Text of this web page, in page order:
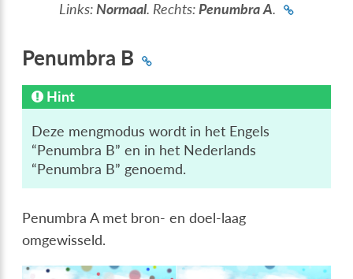
Links: Normaal. Rechts: Penumbra A.
Penumbra B
Hint
Deze mengmodus wordt in het Engels
“Penumbra B” en in het Nederlands
“Penumbra B” genoemd.
Penumbra A met bron- en doel-laag
omgewisseld.